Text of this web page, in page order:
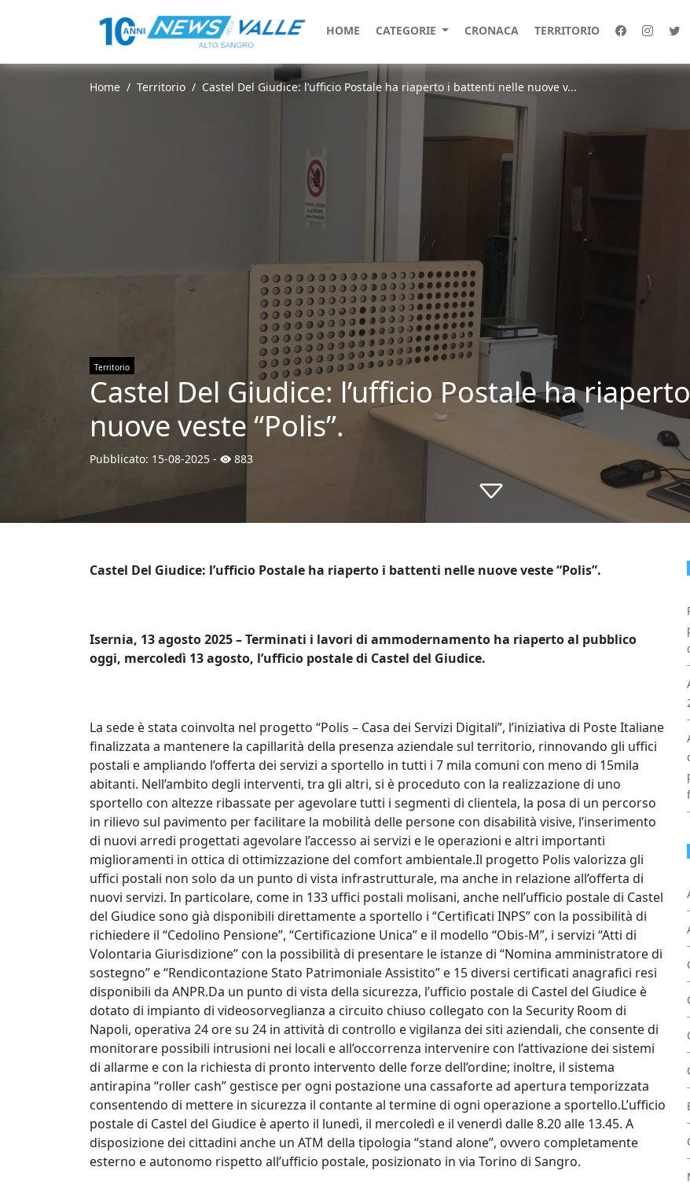
HOME CATEGORIE CRONACA TERRITORIO
Home Territorio Castel Del Giudice: l’ufficio Postale ha riaperto i battenti nelle nuove v...
Territorio
Castel Del Giudice: l’ufficio Postale ha
nuove veste “Polis”.
Pubblicato: 15-08-2025 - 883
Castel Del Giudice: l’ufficio Postale ha riaperto i battenti nelle nuove veste “Polis”.
Isernia, 13 agosto 2025 – Terminati i lavori di ammodernamento ha riaperto al pubblico
oggi, mercoledì 13 agosto, l’ufficio postale di Castel del Giudice.
La sede è stata coinvolta nel progetto “Polis – Casa dei Servizi Digitali”, l’iniziativa di Poste Italiane
finalizzata a mantenere la capillarità della presenza aziendale sul territorio, rinnovando gli uffici
postali e ampliando l’offerta dei servizi a sportello in tutti i 7 mila comuni con meno di 15mila
abitanti. Nell’ambito degli interventi, tra gli altri, si è proceduto con la realizzazione di uno
sportello con altezze ribassate per agevolare tutti i segmenti di clientela, la posa di un percorso
in rilievo sul pavimento per facilitare la mobilità delle persone con disabilità visive, l’inserimento
di nuovi arredi progettati agevolare l’accesso ai servizi e le operazioni e altri importanti
miglioramenti in ottica di ottimizzazione del comfort ambientale.Il progetto Polis valorizza gli
uffici postali non solo da un punto di vista infrastrutturale, ma anche in relazione all’offerta di
nuovi servizi. In particolare, come in 133 uffici postali molisani, anche nell’ufficio postale di Castel
del Giudice sono già disponibili direttamente a sportello i “Certificati INPS” con la possibilità di
richiedere il “Cedolino Pensione”, “Certificazione Unica” e il modello “Obis-M”, i servizi “Atti di
Volontaria Giurisdizione” con la possibilità di presentare le istanze di “Nomina amministratore di
sostegno” e “Rendicontazione Stato Patrimoniale Assistito” e 15 diversi certificati anagrafici resi
disponibili da ANPR.Da un punto di vista della sicurezza, l’ufficio postale di Castel del Giudice è
dotato di impianto di videosorveglianza a circuito chiuso collegato con la Security Room di
Napoli, operativa 24 ore su 24 in attività di controllo e vigilanza dei siti aziendali, che consente di
monitorare possibili intrusioni nei locali e all’occorrenza intervenire con l’attivazione dei sistemi
di allarme e con la richiesta di pronto intervento delle forze dell’ordine; inoltre, il sistema
antirapina “roller cash” gestisce per ogni postazione una cassaforte ad apertura temporizzata
consentendo di mettere in sicurezza il contante al termine di ogni operazione a sportello.L’ufficio
postale di Castel del Giudice è aperto il lunedì, il mercoledì e il venerdì dalle 8.20 alle 13.45. A
disposizione dei cittadini anche un ATM della tipologia “stand alone”, ovvero completamente
esterno e autonomo rispetto all’ufficio postale, posizionato in via Torino di Sangro.